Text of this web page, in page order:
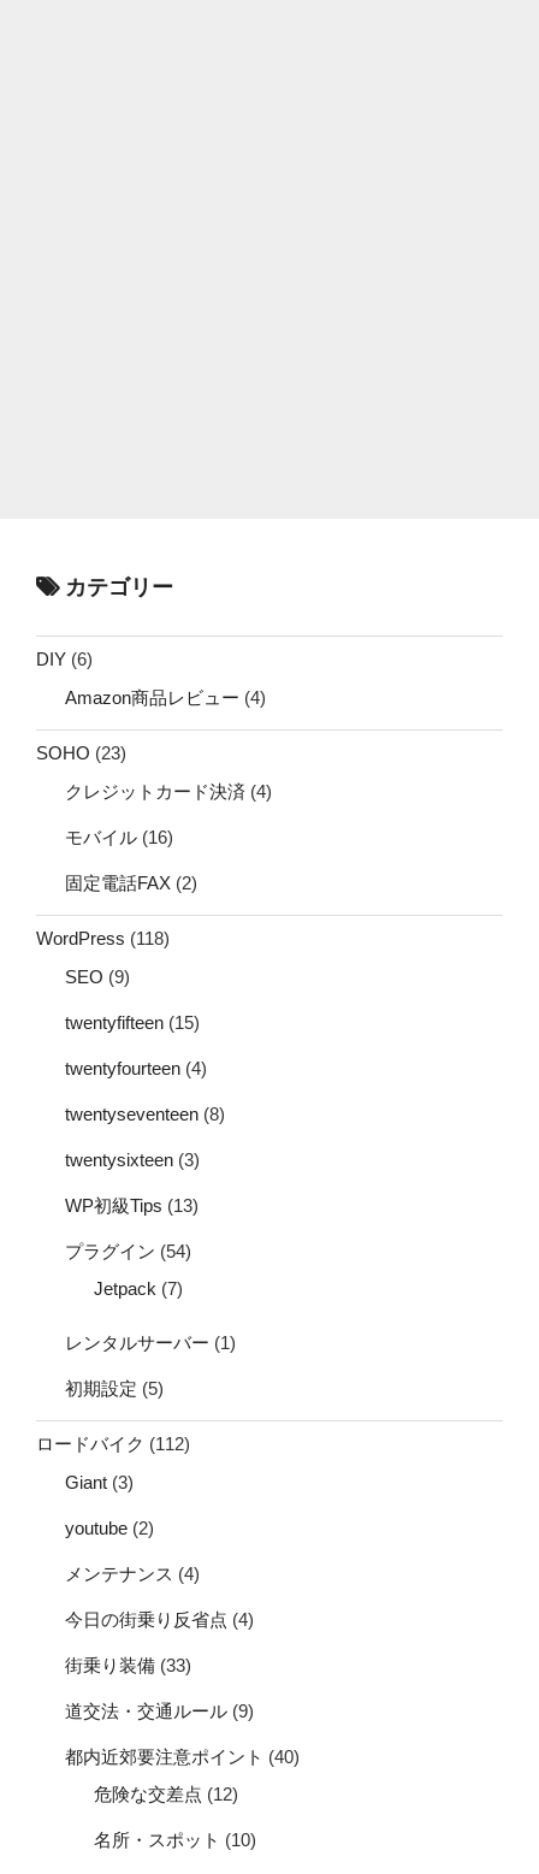
カテゴリー
DIY (6)
Amazon商品レビュー (4)
SOHO (23)
クレジットカード決済 (4)
モバイル (16)
固定電話FAX (2)
WordPress (118)
SEO (9)
twentyfifteen (15)
twentyfourteen (4)
twentyseventeen (8)
twentysixteen (3)
WP初級Tips (13)
プラグイン (54)
Jetpack (7)
レンタルサーバー (1)
初期設定 (5)
ロードバイク (112)
Giant (3)
youtube (2)
メンテナンス (4)
今日の街乗り反省点 (4)
街乗り装備 (33)
道交法・交通ルール (9)
都内近郊要注意ポイント (40)
危険な交差点 (12)
名所・スポット (10)